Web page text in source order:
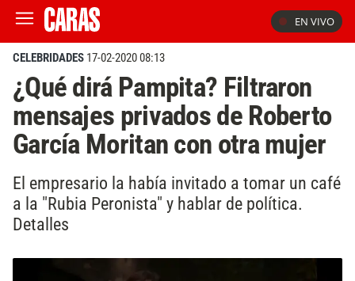
EN VIVO
CELEBRIDADES 17-02-2020 08:13
¿Qué dirá Pampita? Filtraron
mensajes privados de Roberto
García Moritan con otra mujer
El empresario la había invitado a tomar un café
a la "Rubia Peronista" y hablar de política.
Detalles